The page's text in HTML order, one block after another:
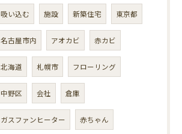
吸い込む 施設 新築住宅 東京都
名古屋市内 アオカビ 赤カビ
北海道 札幌市 フローリング
中野区 会社 倉庫
ガスファンヒーター 赤ちゃん